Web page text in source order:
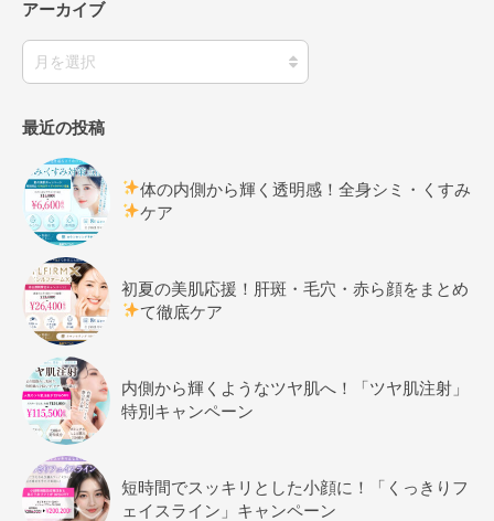
アーカイブ
最近の投稿
体の内側から輝く透明感！全身シミ・くすみ
ケア
初夏の美肌応援！肝斑・毛穴・赤ら顔をまとめ
て徹底ケア
内側から輝くようなツヤ肌へ！「ツヤ肌注射」
特別キャンペーン
短時間でスッキリとした小顔に！「くっきりフ
ェイスライン」キャンペーン